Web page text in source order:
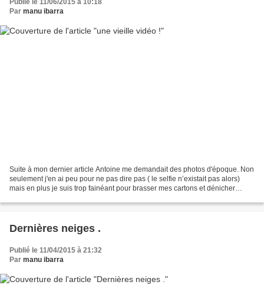
Publié le 11/06/2015 à 10:18
Par manu ibarra
Suite à mon dernier article Antoine me demandait des photos d'époque. Non
seulement j'en ai peu pour ne pas dire pas ( le selfie n’existait pas alors)
mais en plus je suis trop fainéant pour brasser mes cartons et dénicher
Dernières neiges .
Publié le 11/04/2015 à 21:32
Par manu ibarra